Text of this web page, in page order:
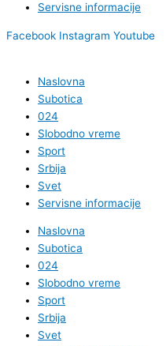
Servisne informacije
Facebook Instagram Youtube
Naslovna
Subotica
024
Slobodno vreme
Sport
Srbija
Svet
Servisne informacije
Naslovna
Subotica
024
Slobodno vreme
Sport
Srbija
Svet